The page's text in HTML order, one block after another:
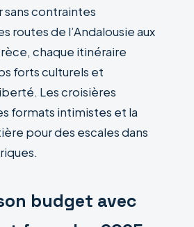
contraintes
routes de l’Andalousie aux
chaque itinéraire
forts culturels et
Les croisières
formats intimistes et la
pour des escales dans
budget avec